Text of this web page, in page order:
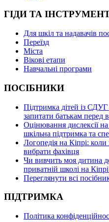
ГІДИ ТА
Для шкіл та надавачів
Переїзд
Міста
Вікові етапи
Навчальні програми
ПОСІБНИКИ
Підтримка дітей із
запитати батькам перед
Оцінювання дислексії
шкільна підтримка та
Логопедія на Кіпрі:
вибрати фахівця
Чи вивчить моя дитина
приватній школі на
Переглянути всі
ПІДТРИМКА
Політика